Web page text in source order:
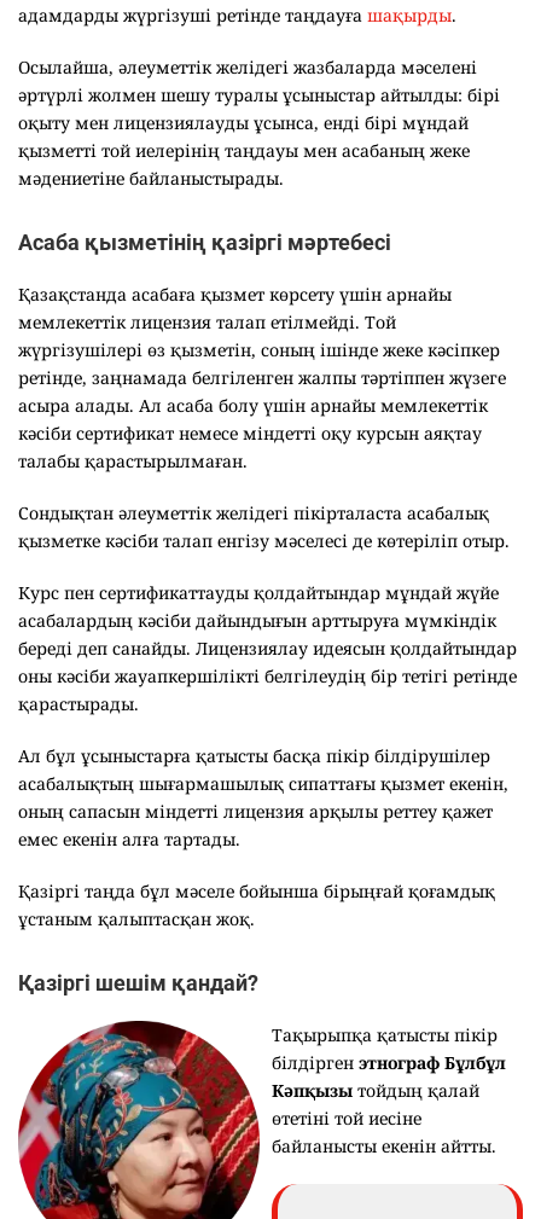
адамдарды жүргізуші ретінде таңдауға шақырды.
Осылайша, әлеуметтік желідегі жазбаларда мәселені
әртүрлі жолмен шешу туралы ұсыныстар айтылды: бірі
оқыту мен лицензиялауды ұсынса, енді бірі мұндай
қызметті той иелерінің таңдауы мен асабаның жеке
мәдениетіне байланыстырады.
Асаба қызметінің қазіргі мәртебесі
Қазақстанда асабаға қызмет көрсету үшін арнайы
мемлекеттік лицензия талап етілмейді. Той
жүргізушілері өз қызметін, соның ішінде жеке кәсіпкер
ретінде, заңнамада белгіленген жалпы тәртіппен жүзеге
асыра алады. Ал асаба болу үшін арнайы мемлекеттік
кәсіби сертификат немесе міндетті оқу курсын аяқтау
талабы қарастырылмаған.
Сондықтан әлеуметтік желідегі пікірталаста асабалық
қызметке кәсіби талап енгізу мәселесі де көтеріліп отыр.
Курс пен сертификаттауды қолдайтындар мұндай жүйе
асабалардың кәсіби дайындығын арттыруға мүмкіндік
береді деп санайды. Лицензиялау идеясын қолдайтындар
оны кәсіби жауапкершілікті белгілеудің бір тетігі ретінде
қарастырады.
Ал бұл ұсыныстарға қатысты басқа пікір білдірушілер
асабалықтың шығармашылық сипаттағы қызмет екенін,
оның сапасын міндетті лицензия арқылы реттеу қажет
емес екенін алға тартады.
Қазіргі таңда бұл мәселе бойынша бірыңғай қоғамдық
ұстаным қалыптасқан жоқ.
Қазіргі шешім қандай?
Тақырыпқа қатысты пікір
білдірген этнограф Бұлбұл
Кәпқызы тойдың қалай
өтетіні той иесіне
байланысты екенін айтты.